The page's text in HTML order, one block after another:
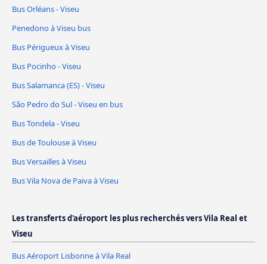
Bus Orléans - Viseu
Penedono à Viseu bus
Bus Périgueux à Viseu
Bus Pocinho - Viseu
Bus Salamanca (ES) - Viseu
São Pedro do Sul - Viseu en bus
Bus Tondela - Viseu
Bus de Toulouse à Viseu
Bus Versailles à Viseu
Bus Vila Nova de Paiva à Viseu
Les transferts d'aéroport les plus recherchés vers Vila Real et
Viseu
Bus Aéroport Lisbonne à Vila Real